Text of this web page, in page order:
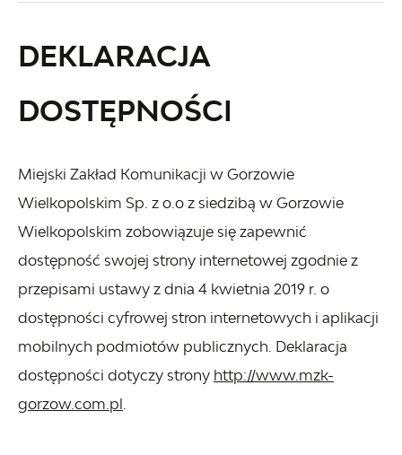
DEKLARACJA
DOSTĘPNOŚCI
Miejski Zakład Komunikacji w Gorzowie
Wielkopolskim Sp. z o.o z siedzibą w Gorzowie
Wielkopolskim zobowiązuje się zapewnić
dostępność swojej strony internetowej zgodnie z
przepisami ustawy z dnia 4 kwietnia 2019 r. o
dostępności cyfrowej stron internetowych i aplikacji
mobilnych podmiotów publicznych. Deklaracja
dostępności dotyczy strony http://www.mzk-
gorzow.com.pl.